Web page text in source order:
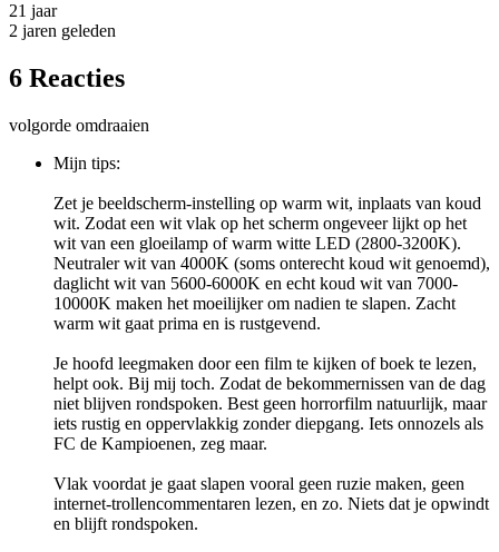
21 jaar
2 jaren geleden
6 Reacties
volgorde omdraaien
Mijn tips:
Zet je beeldscherm-instelling op warm wit, inplaats van koud
wit. Zodat een wit vlak op het scherm ongeveer lijkt op het
wit van een gloeilamp of warm witte LED (2800-3200K).
Neutraler wit van 4000K (soms onterecht koud wit genoemd),
daglicht wit van 5600-6000K en echt koud wit van 7000-
10000K maken het moeilijker om nadien te slapen. Zacht
warm wit gaat prima en is rustgevend.
Je hoofd leegmaken door een film te kijken of boek te lezen,
helpt ook. Bij mij toch. Zodat de bekommernissen van de dag
niet blijven rondspoken. Best geen horrorfilm natuurlijk, maar
iets rustig en oppervlakkig zonder diepgang. Iets onnozels als
FC de Kampioenen, zeg maar.
Vlak voordat je gaat slapen vooral geen ruzie maken, geen
internet-trollencommentaren lezen, en zo. Niets dat je opwindt
en blijft rondspoken.